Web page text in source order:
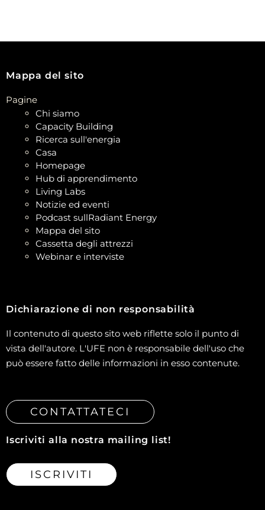
Mappa del sito
Pagine
Chi siamo
Capacity Building
Ricerca sull'energia
Casa
Homepage
Hub di apprendimento
Living Labs
Notizie ed eventi
Podcast sullRadiant Energy
Mappa del sito
Cassetta degli attrezzi
Webinar e interviste
Dichiarazione di non responsabilità
Il contenuto di questo sito web riflette solo il punto di
vista dell'autore. L'UFE non è responsabile dell'uso che
può essere fatto delle informazioni in esso contenute.
CONTATTATECI
Iscriviti alla nostra mailing list!
ISCRIVITI